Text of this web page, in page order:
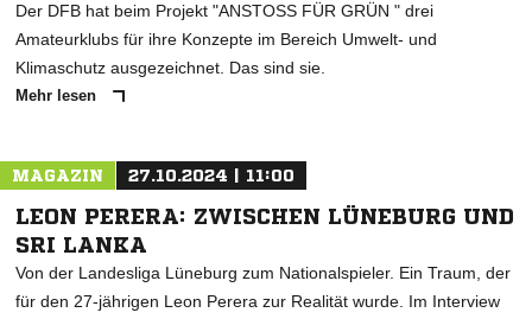
Der DFB hat beim Projekt "ANSTOSS FÜR GRÜN " drei
Amateurklubs für ihre Konzepte im Bereich Umwelt- und
Klimaschutz ausgezeichnet. Das sind sie.
Mehr lesen
MAGAZIN 27.10.2024 | 11:00
LEON PERERA: ZWISCHEN LÜNEBURG UND
SRI LANKA
Von der Landesliga Lüneburg zum Nationalspieler. Ein Traum, der
für den 27-jährigen Leon Perera zur Realität wurde. Im Interview